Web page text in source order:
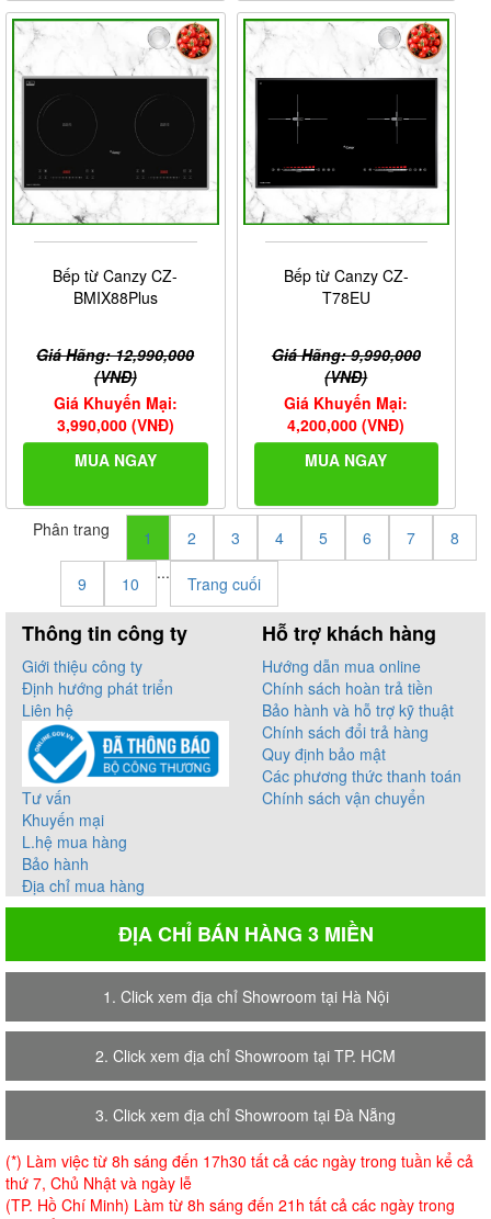
Bếp từ Canzy CZ-
BMIX88Plus
Giá Hãng: 12,990,000
(VNĐ)
Giá Khuyến Mại:
3,990,000 (VNĐ)
MUA NGAY
Bếp từ Canzy CZ-
T78EU
Giá Hãng: 9,990,000
(VNĐ)
Giá Khuyến Mại:
4,200,000 (VNĐ)
MUA NGAY
Phân trang 1 2 3 4 5 6 7 8
9 10
...
Trang cuối
Thông tin công ty
Giới thiệu công ty
Định hướng phát triển
Liên hệ
Tư vấn
Khuyến mại
L.hệ mua hàng
Bảo hành
Địa chỉ mua hàng
Hỗ trợ khách hàng
Hướng dẫn mua online
Chính sách hoàn trả tiền
Bảo hành và hỗ trợ kỹ thuật
Chính sách đổi trả hàng
Quy định bảo mật
Các phương thức thanh toán
Chính sách vận chuyển
ĐỊA CHỈ BÁN HÀNG 3 MIỀN
1. Click xem địa chỉ Showroom tại Hà Nội
2. Click xem địa chỉ Showroom tại TP. HCM
3. Click xem địa chỉ Showroom tại Đà Nẵng
(*) Làm việc từ 8h sáng đến 17h30 tất cả các ngày trong tuần kể cả
thứ 7, Chủ Nhật và ngày lễ
(TP. Hồ Chí Minh) Làm từ 8h sáng đến 21h tất cả các ngày trong